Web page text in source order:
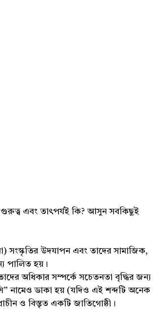
এবং তাৎপর্যই কি? আসুন সবকিছুই
সংস্কৃতির উদযাপন এবং তাদের সামাজিক,
পালিত হয়।
অধিকার সম্পর্কে সচেতনতা বৃদ্ধির জন্য
নামেও ডাকা হয় (যদিও এই শব্দটি অনেক
ও বিস্তৃত একটি জাতিগোষ্ঠী।